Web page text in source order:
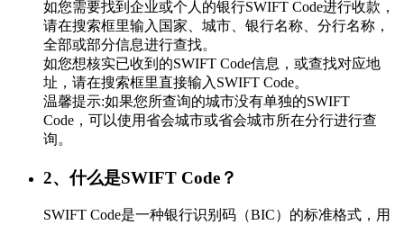
如您需要找到企业或个人的银行SWIFT Code进行收款，
请在搜索框里输入国家、城市、银行名称、分行名称，
全部或部分信息进行查找。
如您想核实已收到的SWIFT Code信息，或查找对应地
址，请在搜索框里直接输入SWIFT Code。
温馨提示:如果您所查询的城市没有单独的SWIFT
Code，可以使用省会城市或省会城市所在分行进行查
询。
2、什么是SWIFT Code？
SWIFT Code是一种银行识别码（BIC）的标准格式，用